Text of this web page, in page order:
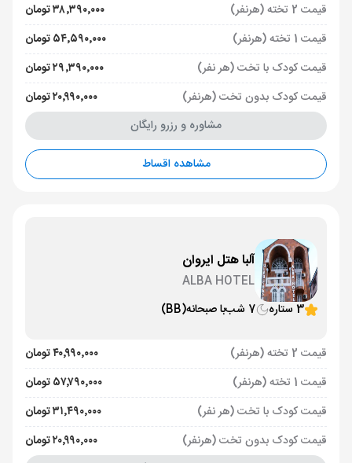
قیمت 2 تخته (هرنفر)
۳۸٬۳۹۰٬۰۰۰ تومان
قیمت 1 تخته (هرنفر)
۵۴٬۵۹۰٬۰۰۰ تومان
قیمت کودک با تخت (هر نفر)
۲۹٬۳۹۰٬۰۰۰ تومان
قیمت کودک بدون تخت (هرنفر)
۲۰٬۹۹۰٬۰۰۰ تومان
مشاوره و رزرو رایگان
مشاهده اقساط
آلبا هتل ایروان
ALBA HOTEL
3 ستاره
7 شب با صبحانه(BB)
قیمت 2 تخته (هرنفر)
۴۰٬۹۹۰٬۰۰۰ تومان
قیمت 1 تخته (هرنفر)
۵۷٬۷۹۰٬۰۰۰ تومان
قیمت کودک با تخت (هر نفر)
۳۱٬۴۹۰٬۰۰۰ تومان
قیمت کودک بدون تخت (هرنفر)
۲۰٬۹۹۰٬۰۰۰ تومان